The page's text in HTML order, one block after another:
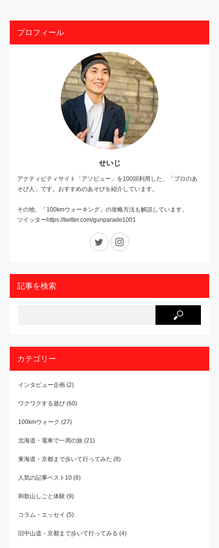
プロフィール
せいじ
アクティビティサイト「アソビュー」を100回利用した、「プロのあ
そび人」です。おすすめのあそびを紹介しています。
その他、「100kmウォーキング」の攻略方法も解説しています。
ツイッターhttps://twitter.com/gunparade1001
Twitter
記事を検索
カテゴリー
インタビュー企画 (2)
ワクワクする遊び (60)
100kmウォーク (27)
北海道・電車で一周の旅 (21)
東海道・京都まで歩いて行ってみた (8)
人気の記事ベスト10 (8)
和歌山しごと体験 (9)
コラム・エッセイ (5)
旧中山道・京都まで歩いて行ってみる (4)